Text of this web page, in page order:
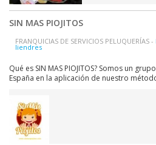
SIN MAS PIOJITOS
FRANQUICIAS DE SERVICIOS PELUQUERÍAS -
liendres
Qué es SIN MAS PIOJITOS? Somos un
España en la aplicación de nuestro
en centro Europa. Estamos en plena
MASPIOJITOS gracias a...